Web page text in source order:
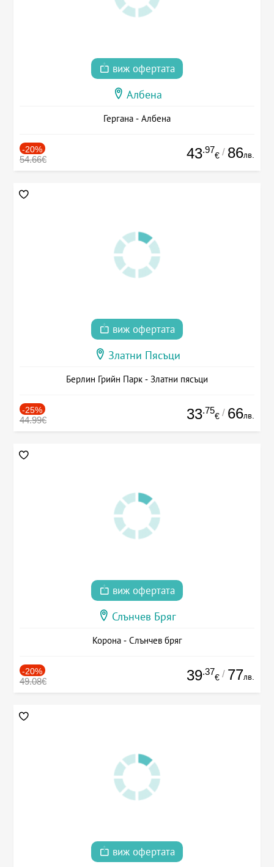
виж офертата
Албена
Гергана - Албена
-20%
54.66€ 43.97
€ / 86лв.
виж офертата
Златни Пясъци
Берлин Грийн Парк - Златни пясъци
-25%
44.99€ 33.75
€ / 66лв.
виж офертата
Слънчев Бряг
Корона - Слънчев бряг
-20%
49.08€ 39.37
€ / 77лв.
виж офертата